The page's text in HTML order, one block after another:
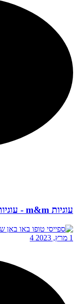
עוגיות m&m - עוגיות עדשים צבעוניות טבעוניות
1 מרץ, 2023 4